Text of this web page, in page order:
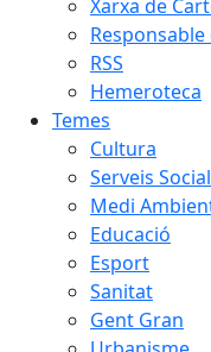
Xarxa de
RSS
Hemeroteca
Temes
Cultura
Serveis
Medi
Educació
Esport
Sanitat
Gent Gran